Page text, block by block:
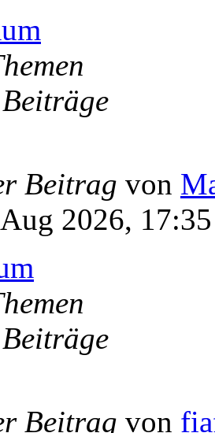
Beiträge
Beitrag von
2026, 17:35
Beiträge
Beitrag von